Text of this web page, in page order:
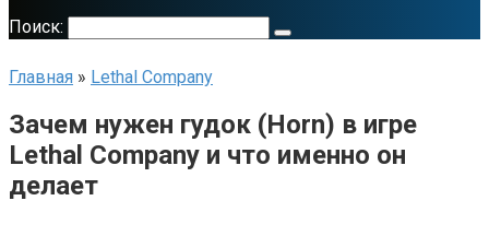
Поиск:
Главная » Lethal Company
Зачем нужен гудок (Horn) в игре
Lethal Company и что именно он
делает